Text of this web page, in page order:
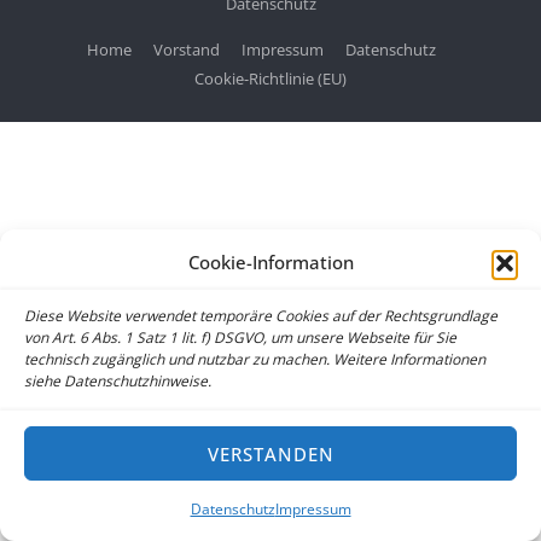
Cookie-Information
Diese Website verwendet temporäre Cookies auf der Rechtsgrundlage
von Art. 6 Abs. 1 Satz 1 lit. f) DSGVO, um unsere Webseite für Sie
technisch zugänglich und nutzbar zu machen. Weitere Informationen
siehe Datenschutzhinweise.
VERSTANDEN
DatenschutzImpressum
Home Vorstand Impressum
Datenschutz
Cookie-Richtlinie (EU)